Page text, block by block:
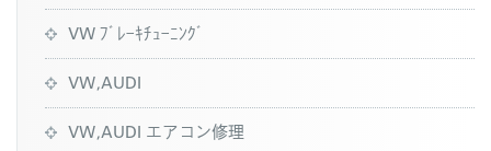
VW ﾌﾞﾚｰｷﾁｭｰﾆﾝｸﾞ
VW,AUDI
VW,AUDI エアコン修理